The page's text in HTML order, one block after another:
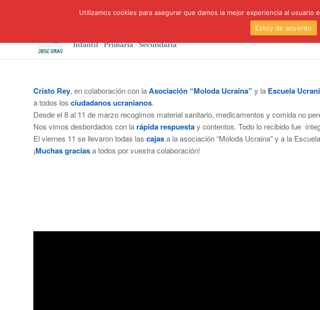
Institución
Cristo Rey, en colaboración con laAsociación “Moloda Ucraina” y la Escuela
a todos los ciudadanos ucranianos.
Desde el 8 al 11 de marzo recogimos material sanitario, medicamentos y comida no
Nos vimos desbordados con la rápida respuestay contentos. Todo lo recibido fue
El viernes 11 se llevaron todas las cajasa la asociación “Moloda Ucraina” y a la
¡Muchas graciasa todos por vuestra colaboración!
Utilizamos cookies para asegurar que damos la mejor experiencia al
Estoy de acuerdo